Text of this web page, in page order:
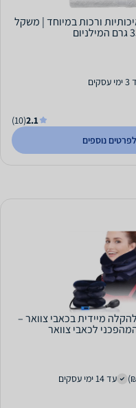
70\130 | איכותיות ורכות במיוחד | משקל
2.1
(10)
לפרטים נוספים
מיידית בכאבי צוואר –
לכאבי צוואר
עד 14 ימי עסקים